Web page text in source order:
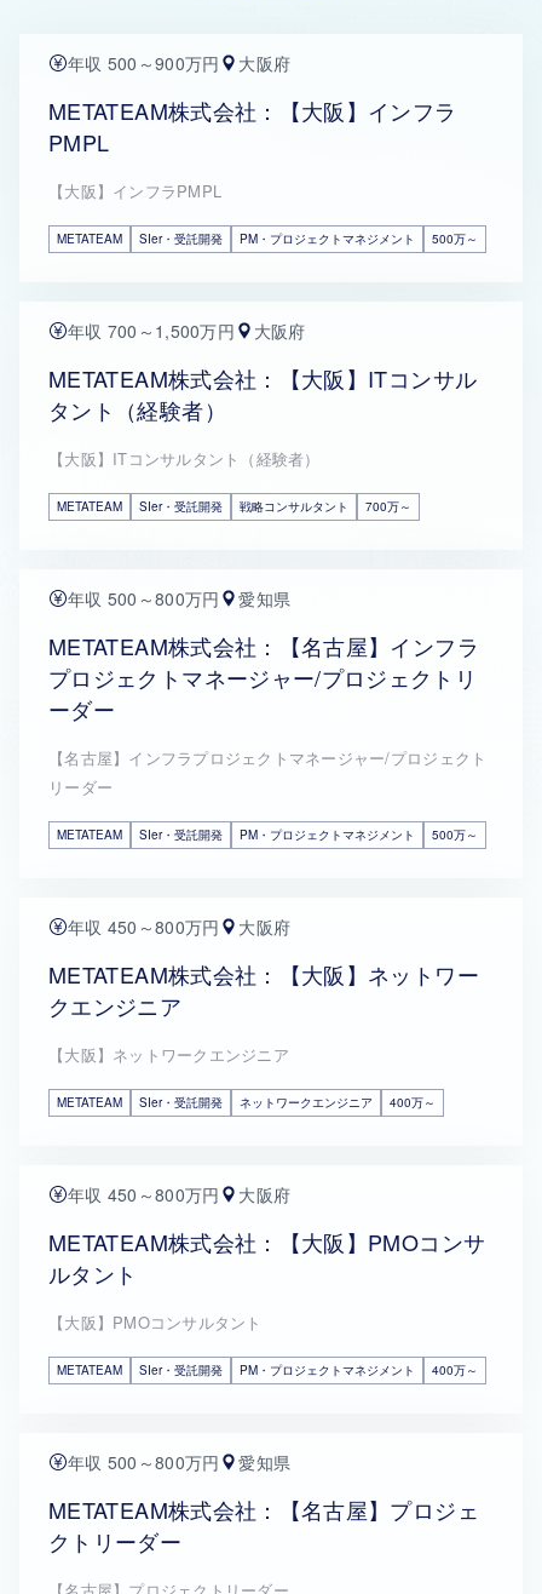
年収 500～900万円 大阪府
METATEAM株式会社：【大阪】インフラ
PMPL
【大阪】インフラPMPL
METATEAM SIer・受託開発 PM・プロジェクトマネジメント 500万～
年収 700～1,500万円 大阪府
METATEAM株式会社：【大阪】ITコンサル
タント（経験者）
【大阪】ITコンサルタント（経験者）
METATEAM SIer・受託開発 戦略コンサルタント 700万～
年収 500～800万円 愛知県
METATEAM株式会社：【名古屋】インフラ
プロジェクトマネージャー/プロジェクトリ
ーダー
【名古屋】インフラプロジェクトマネージャー/プロジェクト
リーダー
METATEAM SIer・受託開発 PM・プロジェクトマネジメント 500万～
年収 450～800万円 大阪府
METATEAM株式会社：【大阪】ネットワー
クエンジニア
【大阪】ネットワークエンジニア
METATEAM SIer・受託開発 ネットワークエンジニア 400万～
年収 450～800万円 大阪府
METATEAM株式会社：【大阪】PMOコンサ
ルタント
【大阪】PMOコンサルタント
METATEAM SIer・受託開発 PM・プロジェクトマネジメント 400万～
年収 500～800万円 愛知県
METATEAM株式会社：【名古屋】プロジェ
クトリーダー